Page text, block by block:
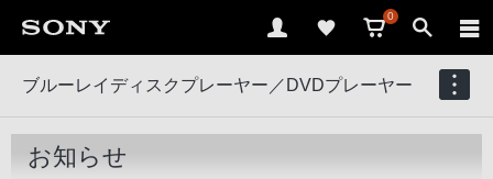
0
ブルーレイディスクプレーヤー／DVDプレーヤー
お知らせ